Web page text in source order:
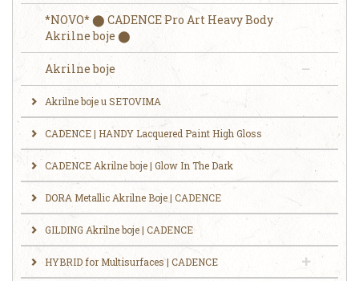
*NOVO* ⬤ CADENCE Pro Art Heavy Body
Akrilne boje ⬤
Akrilne boje
Akrilne boje u SETOVIMA
CADENCE | HANDY Lacquered Paint High Gloss
CADENCE Akrilne boje | Glow In The Dark
DORA Metallic Akrilne Boje | CADENCE
GILDING Akrilne boje | CADENCE
HYBRID for Multisurfaces | CADENCE